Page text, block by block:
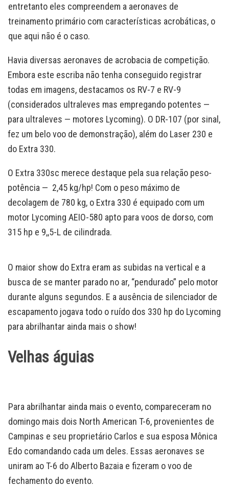
entretanto eles compreendem a aeronaves de
treinamento primário com características acrobáticas, o
que aqui não é o caso.
Havia diversas aeronaves de acrobacia de competição.
Embora este escriba não tenha conseguido registrar
todas em imagens, destacamos os RV-7 e RV-9
(considerados ultraleves mas empregando potentes —
para ultraleves — motores Lycoming). O DR-107 (por sinal,
fez um belo voo de demonstração), além do Laser 230 e
do Extra 330.
O Extra 330sc merece destaque pela sua relação peso-
potência — 2,45 kg/hp! Com o peso máximo de
decolagem de 780 kg, o Extra 330 é equipado com um
motor Lycoming AEIO-580 apto para voos de dorso, com
315 hp e 9,,5-L de cilindrada.
O maior show do Extra eram as subidas na vertical e a
busca de se manter parado no ar, “pendurado” pelo motor
durante alguns segundos. E a ausência de silenciador de
escapamento jogava todo o ruído dos 330 hp do Lycoming
para abrilhantar ainda mais o show!
Velhas águias
Para abrilhantar ainda mais o evento, compareceram no
domingo mais dois North American T-6, provenientes de
Campinas e seu proprietário Carlos e sua esposa Mônica
Edo comandando cada um deles. Essas aeronaves se
uniram ao T-6 do Alberto Bazaia e fizeram o voo de
fechamento do evento.